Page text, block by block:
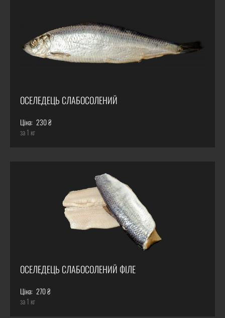
ОСЕЛЕДЕЦЬ СЛАБОСОЛЕНИЙ
Ціна: 230 ₴
за 1 кг
ОСЕЛЕДЕЦЬ СЛАБОСОЛЕНИЙ ФІЛЕ
Ціна: 270 ₴
за 1 кг